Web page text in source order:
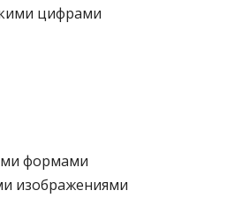
цифрами
формами
изображениями